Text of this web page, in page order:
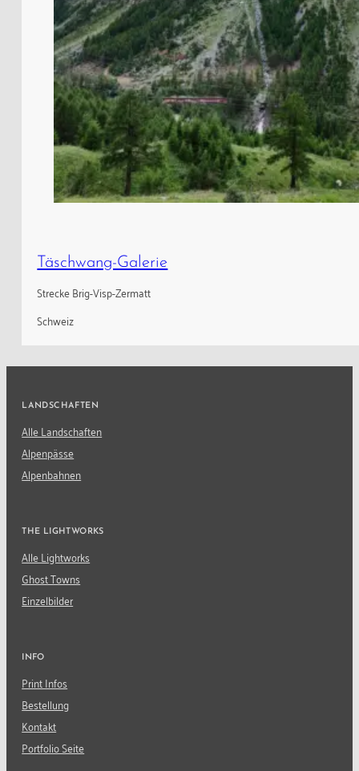
Täschwang-Galerie
Strecke Brig-Visp-Zermatt
Schweiz
LANDSCHAFTEN
Alle Landschaften
Alpenpässe
Alpenbahnen
THE LIGHTWORKS
Alle Lightworks
Ghost Towns
Einzelbilder
INFO
Print Infos
Bestellung
Kontakt
Portfolio Seite